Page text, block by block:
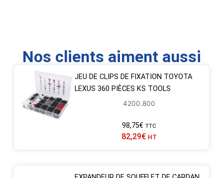
Nos clients aiment aussi
JEU DE CLIPS DE FIXATION TOYOTA
LEXUS 360 PIÈCES KS TOOLS
4200.800
98,75€ TTC
82,29€ HT